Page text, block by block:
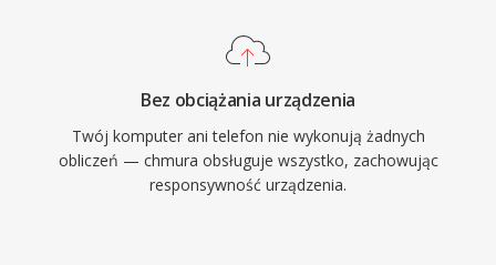
Bez obciążania urządzenia
Twój komputer ani telefon nie wykonują żadnych
obliczeń — chmura obsługuje wszystko, zachowując
responsywność urządzenia.